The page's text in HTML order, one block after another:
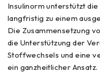
Insulinorm unterstützt
langfristig zu einem
Die Zusammensetzung
die Unterstützung der
Stoffwechsels und eine
ein ganzheitlicher Ansatz.